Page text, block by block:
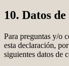
10. Datos
Para preguntas y/o
esta declaración,
siguientes datos de